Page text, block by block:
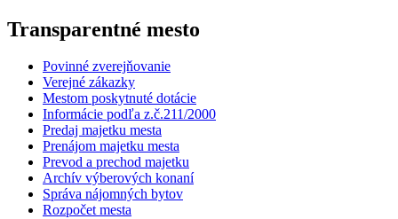
Transparentné mesto
Povinné zverejňovanie
Verejné zákazky
Mestom poskytnuté dotácie
Informácie podľa z.č.211/2000
Predaj majetku mesta
Prenájom majetku mesta
Prevod a prechod majetku
Archív výberových konaní
Správa nájomných bytov
Rozpočet mesta